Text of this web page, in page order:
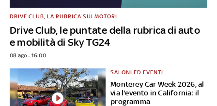
Drive Club, le puntate della rubrica di auto
e mobilità di Sky TG24
DRIVE CLUB, LA RUBRICA SUI MOTORI
08 ago - 16:00
Monterey Car Week 2026, al
via l'evento in California: il
programma
SALONI ED EVENTI